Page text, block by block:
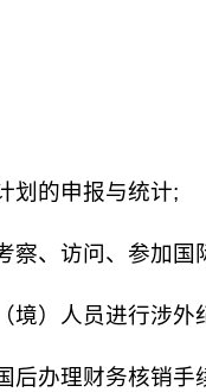
划的申报与统计;
察、访问、参加
境）人员进行涉
后办理财务核销